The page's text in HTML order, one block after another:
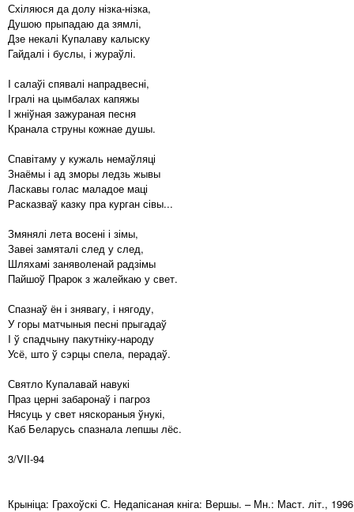
Схіляюся да долу нізка-нізка,
Душою прыпадаю да зямлі,
Дзе некалі Купалаву калыску
Гайдалі і буслы, і жураўлі.
I салаўі спявалі напрадвесні,
Ігралі на цымбалах капяжы
I жніўная зажураная песня
Кранала струны кожнае душы.
Спавітаму у кужаль немаўляці
Знаёмы і ад зморы ледзь жывы
Ласкавы голас маладое маці
Расказваў казку пра курган сівы...
Змянялі лета восені і зімы,
Завеі замяталі след у след,
Шляхамі заняволенай радзімы
Пайшоў Прарок з жалейкаю у свет.
Спазнаў ён і знявагу, і нягоду,
У горы матчыныя песні прыгадаў
I ў спадчыну пакутніку-народу
Усё, што ў сэрцы спела, перадаў.
Святло Купалавай навукі
Праз церні забаронаў і пагроз
Нясуць у свет няскораныя ўнукі,
Каб Беларусь спазнала лепшы лёс.
3/VII-94
Крыніца: Грахоўскі С. Недапісаная кніга: Вершы. – Мн.: Маст. літ.,